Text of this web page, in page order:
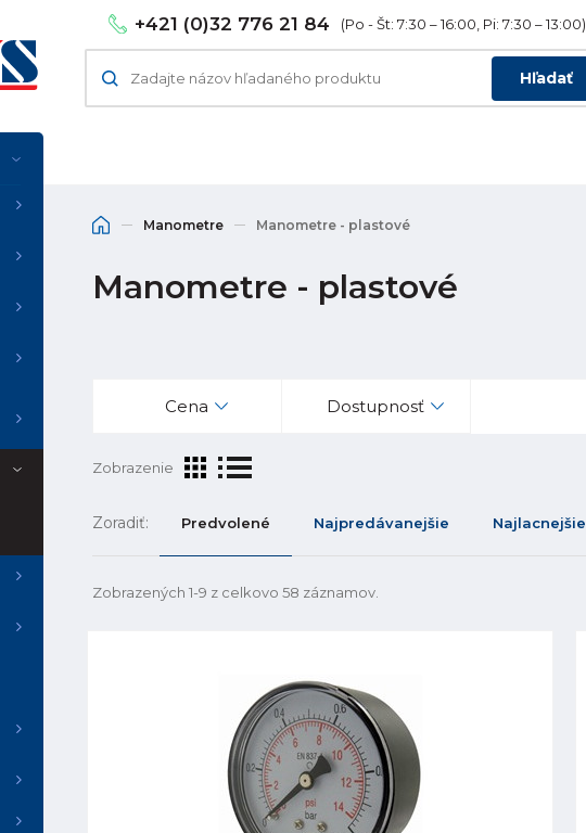
+421 (0)32 776 21 84 (Po - Št: 7:30 – 16:00, Pi: 7:30 – 13:00)
Hľadať
Manometre Manometre - plastové
Manometre - plastové
Cena Dostupnosť
Zobrazenie
Zoradiť: Predvolené Najpredávanejšie Najlacnejšie
Zobrazených 1-9 z celkovo 58 záznamov.